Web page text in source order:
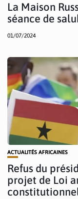
La Maison
séance de
01/07/2024
ACTUALITÉS AFRICAINES
Refus du
projet de Loi